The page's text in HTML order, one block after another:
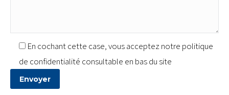
En cochant cette case, vous acceptez notre politique
de confidentialité consultable en bas du site